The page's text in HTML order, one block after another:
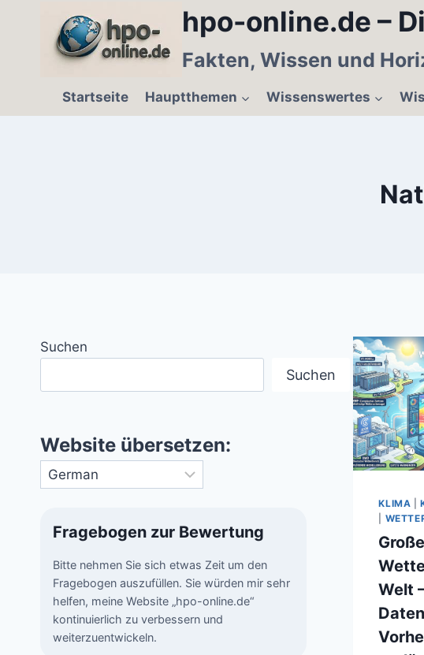
hpo-online.de –
Fakten, Wissen und
Startseite Hauptthemen Wissenswertes
KLIMA |
Große
Welt
Suchen
Suchen
Website übersetzen:
Fragebogen zur Bewertung
Bitte nehmen Sie sich etwas Zeit um den
Fragebogen auszufüllen. Sie würden mir sehr
helfen, meine Website „hpo-online.de“
kontinuierlich zu verbessern und
weiterzuentwickeln.